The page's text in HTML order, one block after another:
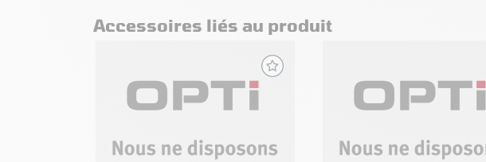
Accessoires liés au produit